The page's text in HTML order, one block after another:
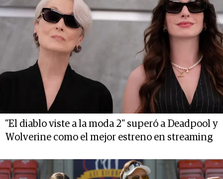
"El diablo viste a la moda 2" superó a Deadpool y
Wolverine como el mejor estreno en streaming